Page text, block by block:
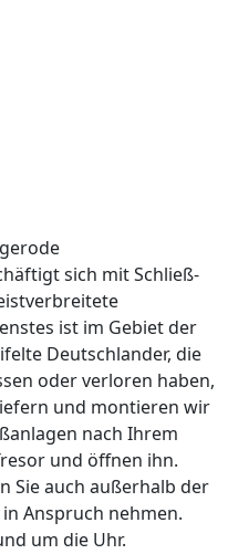
sich mit Schließ-
ist im Gebiet der
Deutschlander, die
oder verloren haben,
und montieren wir
nach Ihrem
und öffnen ihn.
Sie auch außerhalb der
Anspruch nehmen.
um die Uhr.